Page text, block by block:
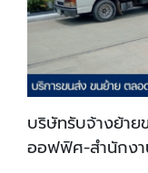
บริษัทรับจ้างย้า
ออฟฟิศ-สำนักง